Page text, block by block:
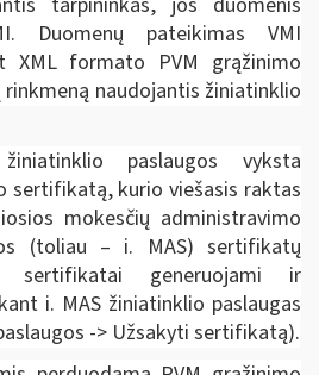
Duomenų pateikimas VMI
XML formato PVM grąžinimo
naudojantis žiniatinklio
paslaugos vyksta
sertifikatą, kurio viešasis raktas
mokesčių administravimo
(toliau – i. MAS) sertifikatų
sertifikatai generuojami ir
i. MAS žiniatinklio paslaugas
-> Užsakyti sertifikatą).